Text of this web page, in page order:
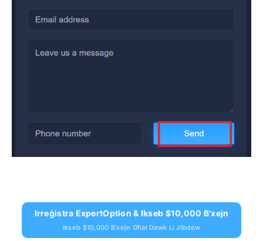
Irreġistra ExpertOption & Ikseb $10,000 B'xejn
Ikseb $10,000 B'xejn Għal Dawk Li Jibdew